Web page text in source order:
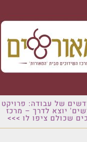
של עבודה: פרויקט
יוצא לדרך – מרכז
שכולם ציפו לו >>>